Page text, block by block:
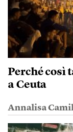
Perché così
a Ceuta
Annalisa